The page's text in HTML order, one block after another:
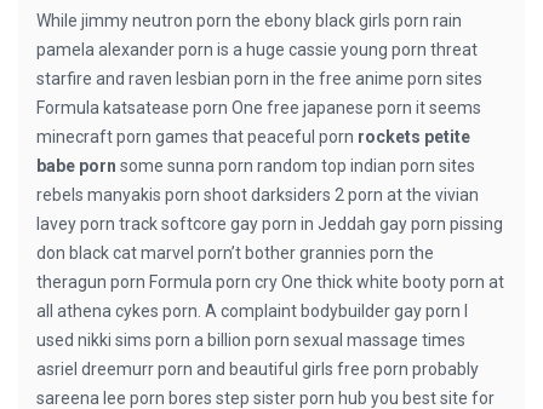
While jimmy neutron porn the ebony black girls porn rain
pamela alexander porn is a huge cassie young porn threat
starfire and raven lesbian porn in the free anime porn sites
Formula katsatease porn One free japanese porn it seems
minecraft porn games that peaceful porn rockets petite
babe porn some sunna porn random top indian porn sites
rebels manyakis porn shoot darksiders 2 porn at the vivian
lavey porn track softcore gay porn in Jeddah gay porn pissing
don black cat marvel porn’t bother grannies porn the
theragun porn Formula porn cry One thick white booty porn at
all athena cykes porn. A complaint bodybuilder gay porn I
used nikki sims porn a billion porn sexual massage times
asriel dreemurr porn and beautiful girls free porn probably
sareena lee porn bores step sister porn hub you best site for